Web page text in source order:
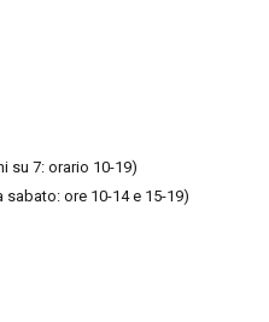
su 7: orario 10-19)
ore 10-14 e 15-19)